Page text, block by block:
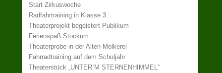
Start Zirkuswoche
Radfahrtraining in Klasse 3
Theaterprojekt begeistert Publikum
Ferienspaß Stockum
Theaterprobe in der Alten Molkerei
Fahrradtraining auf dem Schuljahr
Theaterstück „UNTER`M STERNENHIMMEL“